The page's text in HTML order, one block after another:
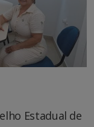
Estadual de